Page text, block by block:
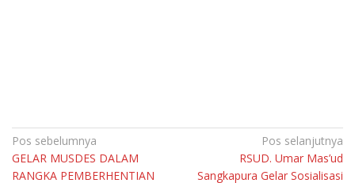
Navigasi
pos
Pos sebelumnya
GELAR MUSDES DALAM
RANGKA PEMBERHENTIAN
Pos selanjutnya
RSUD. Umar Mas’ud
Sangkapura Gelar Sosialisasi